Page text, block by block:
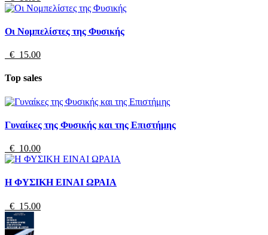
Οι Νομπελίστες της Φυσικής
€ 15.00
Top sales
Γυναίκες της Φυσικής και της Επιστήμης
€ 10.00
Η ΦΥΣΙΚΗ ΕΙΝΑΙ ΩΡΑΙΑ
€ 15.00